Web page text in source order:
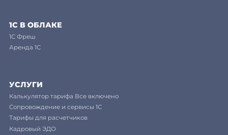
1С В ОБЛАКЕ
1C Фреш
Аренда 1С
УСЛУГИ
Калькулятор тарифа Все включено
Сопровождение и сервисы 1С
Тарифы для расчетчиков
Кадровый ЭДО